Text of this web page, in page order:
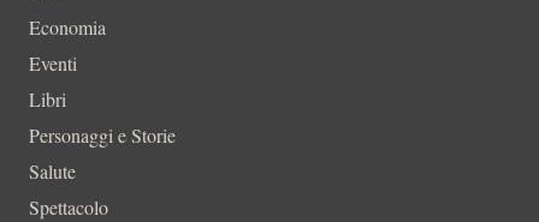
Economia
Eventi
Libri
Personaggi e Storie
Salute
Spettacolo